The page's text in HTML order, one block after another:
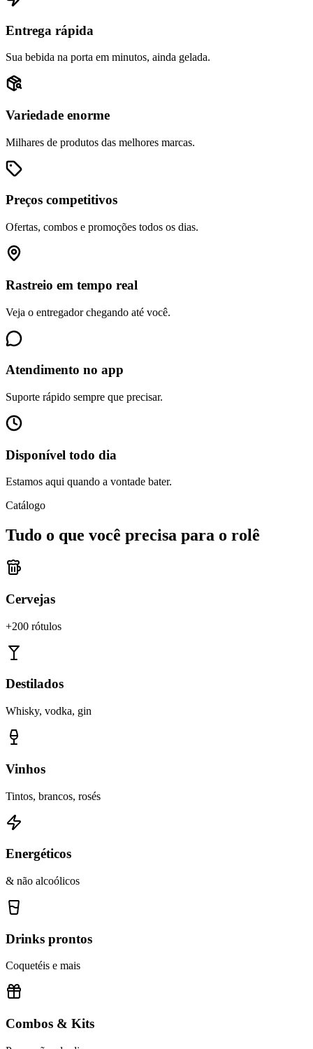
Entrega rápida
Sua bebida na porta em minutos, ainda gelada.
Variedade enorme
Milhares de produtos das melhores marcas.
Preços competitivos
Ofertas, combos e promoções todos os dias.
Rastreio em tempo real
Veja o entregador chegando até você.
Atendimento no app
Suporte rápido sempre que precisar.
Disponível todo dia
Estamos aqui quando a vontade bater.
Catálogo
Tudo o que você precisa para o rolê
Cervejas
+200 rótulos
Destilados
Whisky, vodka, gin
Vinhos
Tintos, brancos, rosés
Energéticos
& não alcoólicos
Drinks prontos
Coquetéis e mais
Combos & Kits